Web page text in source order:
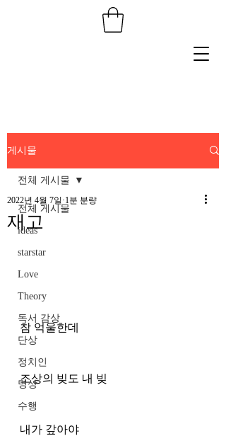
게시물
전체 게시물
ideas
starstar
Love
Theory
독서 감상
단상
정치인
명상
수행
전체 게시물
재고
2022년 4월 7일 1분 분량
참 억울한데
조상의 빚도 내 빚
내가 갚아야